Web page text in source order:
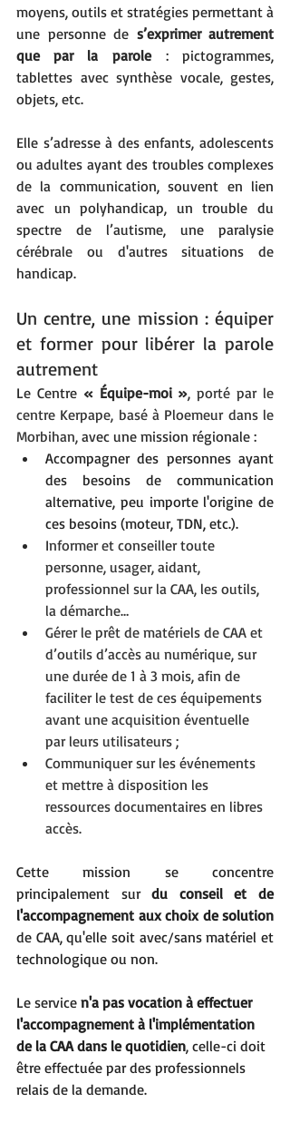
moyens, outils et stratégies permettant à
une personne de s’exprimer autrement
que par la parole : pictogrammes,
tablettes avec synthèse vocale, gestes,
objets, etc.
Elle s’adresse à des enfants, adolescents
ou adultes ayant des troubles complexes
de la communication, souvent en lien
avec un polyhandicap, un trouble du
spectre de l’autisme, une paralysie
cérébrale ou d'autres situations de
handicap.
Un centre, une mission : équiper
et former pour libérer la parole
autrement
Le Centre « Équipe-moi », porté par le
centre Kerpape, basé à Ploemeur dans le
Morbihan, avec une mission régionale :
Accompagner des personnes ayant
des besoins de communication
alternative, peu importe l'origine de
ces besoins (moteur, TDN, etc.).
Informer et conseiller toute
personne, usager, aidant,
professionnel sur la CAA, les outils,
la démarche…
Gérer le prêt de matériels de CAA et
d’outils d’accès au numérique, sur
une durée de 1 à 3 mois, afin de
faciliter le test de ces équipements
avant une acquisition éventuelle
par leurs utilisateurs ;
Communiquer sur les événements
et mettre à disposition les
ressources documentaires en libres
accès.
Cette mission se concentre
principalement sur du conseil et de
l'accompagnement aux choix de solution
de CAA, qu'elle soit avec/sans matériel et
technologique ou non.
Le service n'a pas vocation à effectuer
l'accompagnement à l'implémentation
de la CAA dans le quotidien, celle-ci doit
être effectuée par des professionnels
relais de la demande.